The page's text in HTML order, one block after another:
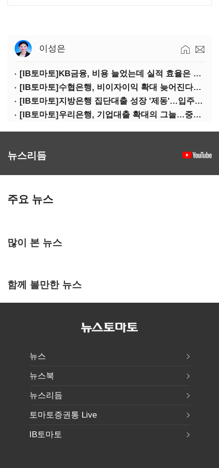
이성은
[IB토마토]KB금융, 비용 늘었는데 실적 효율은 개선…증권 호황 효과
[IB토마토]수협은행, 비이자이익 확대 늦어진다…공모운용사 인가 연말로
[IB토마토]지방은행 집단대출 성장 '제동'…입주절벽에 반사이익도 희박
[IB토마토]우리은행, 기업대출 확대의 그늘…중기 연체율 10년 만에 최고
뉴스리듬
주요 뉴스
많이 본 뉴스
함께 볼만한 뉴스
뉴스
뉴스북
뉴스리듬
토마토증권통 Live
IB토마토